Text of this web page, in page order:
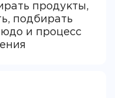
продукты,
подбирать
и процесс